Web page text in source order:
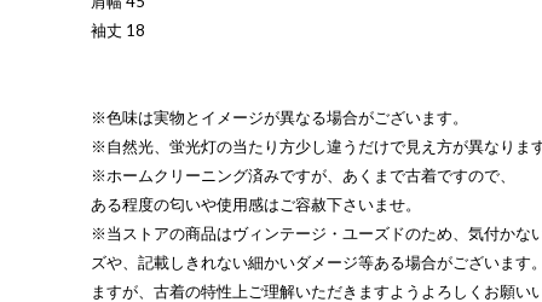
袖丈 18
※色味は実物とイメージが異なる場合がございます。
※自然光、蛍光灯の当たり方少し違うだけで見え方が異なりま
※ホームクリーニング済みですが、あくまで古着ですので、
ある程度の匂いや使用感はご容赦下さいませ。
※当ストアの商品はヴィンテージ・ユーズドのため、気付かな
ズや、記載しきれない細かいダメージ等ある場合がございます
ますが、古着の特性上ご理解いただきますようよろしくお願い